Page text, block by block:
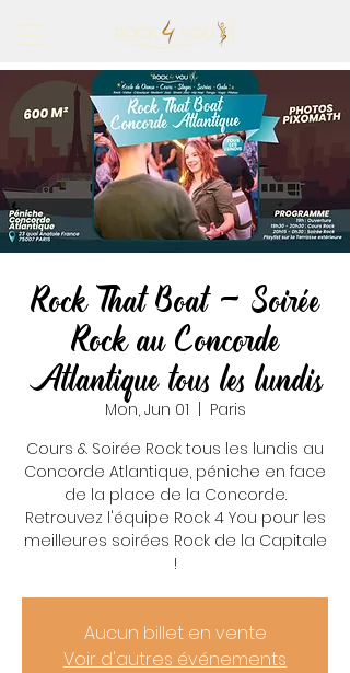
Rock That Boat - Soirée
Rock au Concorde
Atlantique tous les lundis
Mon, Jun 01
Paris
Cours & Soirée Rock tous les lundis au
Concorde Atlantique, péniche en face
de la place de la Concorde.
Retrouvez l'équipe Rock 4 You pour les
meilleures soirées Rock de la Capitale
!
Aucun billet en vente
Voir d'autres événements